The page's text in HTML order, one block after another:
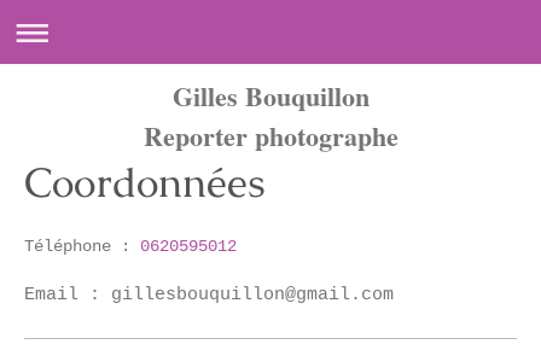
Gilles Bouquillon
Reporter photographe
Coordonnées
Téléphone : 0620595012
Email : gillesbouquillon@gmail.com